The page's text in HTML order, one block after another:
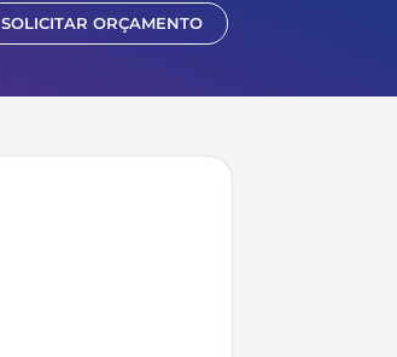
SOLICITAR ORÇAMENTO